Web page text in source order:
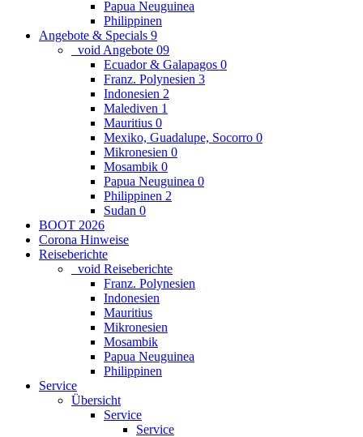
Papua Neuguinea
Philippinen
Angebote & Specials 9
_void Angebote 09
Ecuador & Galapagos 0
Franz. Polynesien 3
Indonesien 2
Malediven 1
Mauritius 0
Mexiko, Guadalupe, Socorro 0
Mikronesien 0
Mosambik 0
Papua Neuguinea 0
Philippinen 2
Sudan 0
BOOT 2026
Corona Hinweise
Reiseberichte
_void Reiseberichte
Franz. Polynesien
Indonesien
Mauritius
Mikronesien
Mosambik
Papua Neuguinea
Philippinen
Service
Übersicht
Service
Service